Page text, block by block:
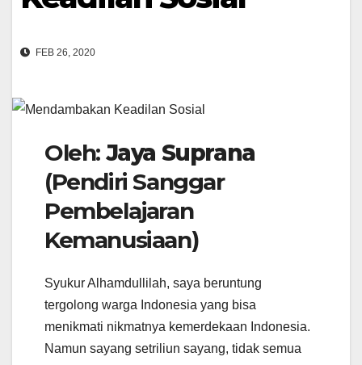
FEB 26, 2020
Oleh: Jaya Suprana
(Pendiri Sanggar
Pembelajaran
Kemanusiaan)
Syukur Alhamdullilah, saya beruntung
tergolong warga Indonesia yang bisa
menikmati nikmatnya kemerdekaan Indonesia.
Namun sayang setriliun sayang, tidak semua